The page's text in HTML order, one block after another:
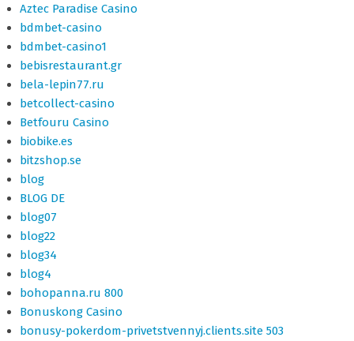
Aztec Paradise Casino
bdmbet-casino
bdmbet-casino1
bebisrestaurant.gr
bela-lepin77.ru
betcollect-casino
Betfouru Casino
biobike.es
bitzshop.se
blog
BLOG DE
blog07
blog22
blog34
blog4
bohopanna.ru 800
Bonuskong Casino
bonusy-pokerdom-privetstvennyj.clients.site 503